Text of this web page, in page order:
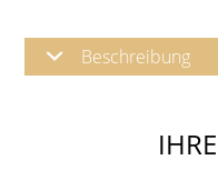
Beschreibung